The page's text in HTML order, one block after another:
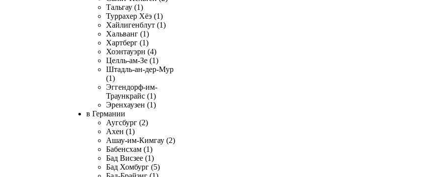
Тальгау (1)
Туррахер Хёэ (1)
Хайлигенблут (1)
Хальванг (1)
Хартберг (1)
Хоэнтауэрн (4)
Целль-ам-Зе (1)
Штадль-ан-дер-Мур
(1)
Эггендорф-им-
Траункрайс (1)
Эренхаузен (1)
в Германии
Аугсбург (2)
Ахен (1)
Ашау-им-Кимгау (2)
Бабенсхам (1)
Бад Висзее (1)
Бад Хомбург (5)